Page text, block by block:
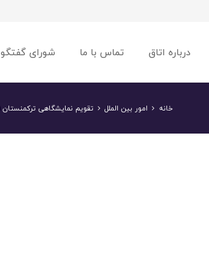
درباره اتاق تماس با ما شورای گفتگو
خانه امور بین الملل تقویم نمایشگاهی ترکمنستان ۲۰۲۱